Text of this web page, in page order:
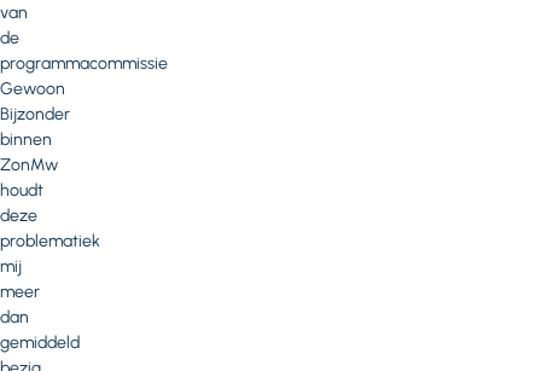
van
de
programmacommissie
Gewoon
Bijzonder
binnen
ZonMw
houdt
deze
problematiek
mij
meer
dan
gemiddeld